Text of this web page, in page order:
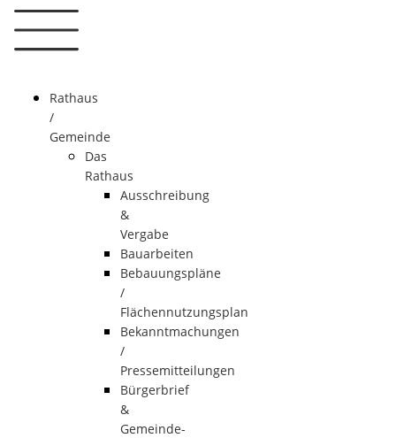
Rathaus
/
Gemeinde
Das
Rathaus
Ausschreibung
&
Vergabe
Bauarbeiten
Bebauungspläne
/
Flächennutzungsplan
Bekanntmachungen
/
Pressemitteilungen
Bürgerbrief
&
Gemeinde-